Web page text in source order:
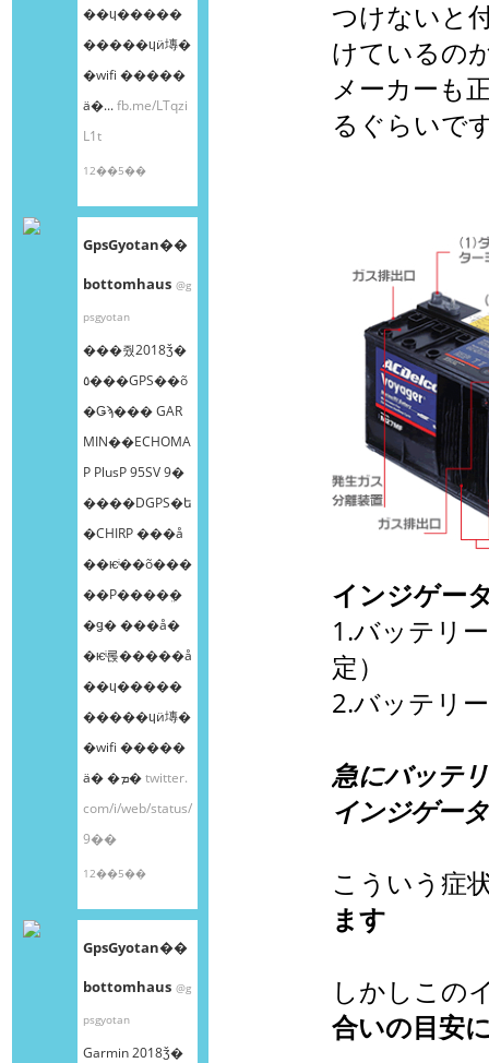
��ɥ�����
�����ɥӥ塼�
�wifi �����
ä�...fb.me/LTqzi
L1t
12��5��
GpsGyotan��
bottomhaus @g
psgyotan
���줬2018ǯ�
٥���GPS��õ
�Ǥϡ��� GAR
MIN��ECHOMA
P PlusP 95SV 9�
����DGPS�ե
�CHIRP ���å
��ѥͥ��õ���
��Ρ����ܸ�
�ǥ� ���å�
�ѥͥ롡�����å
��ɥ�����
�����ɥӥ塼�
�wifi �����
ä� �ܡ�twitter.
com/i/web/status/
9��
12��5��
GpsGyotan��
bottomhaus @g
psgyotan
Garmin 2018ǯ�
つけないと
けているの
メーカーも
るぐらいで
インジゲー
1.バッテリ
定）
2.バッテリ
急にバッテ
インジゲー
こういう症
ます
しかしこの
合いの目安